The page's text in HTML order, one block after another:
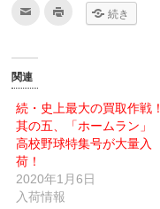
て
メ
ー
ル
で
送
信
(新
し
い
ウ
し
い
ウ
ィ
ン
で
開
続き
関連
続・史上最大の買取作戦！
其の五、「ホームラン」
高校野球特集号が大量入
荷！
2020年1月6日
入荷情報